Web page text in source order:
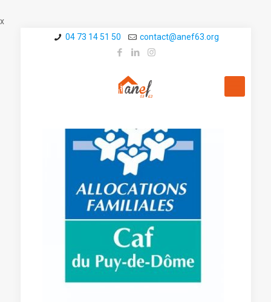
x
04 73 14 51 50
contact@a­nef63.org